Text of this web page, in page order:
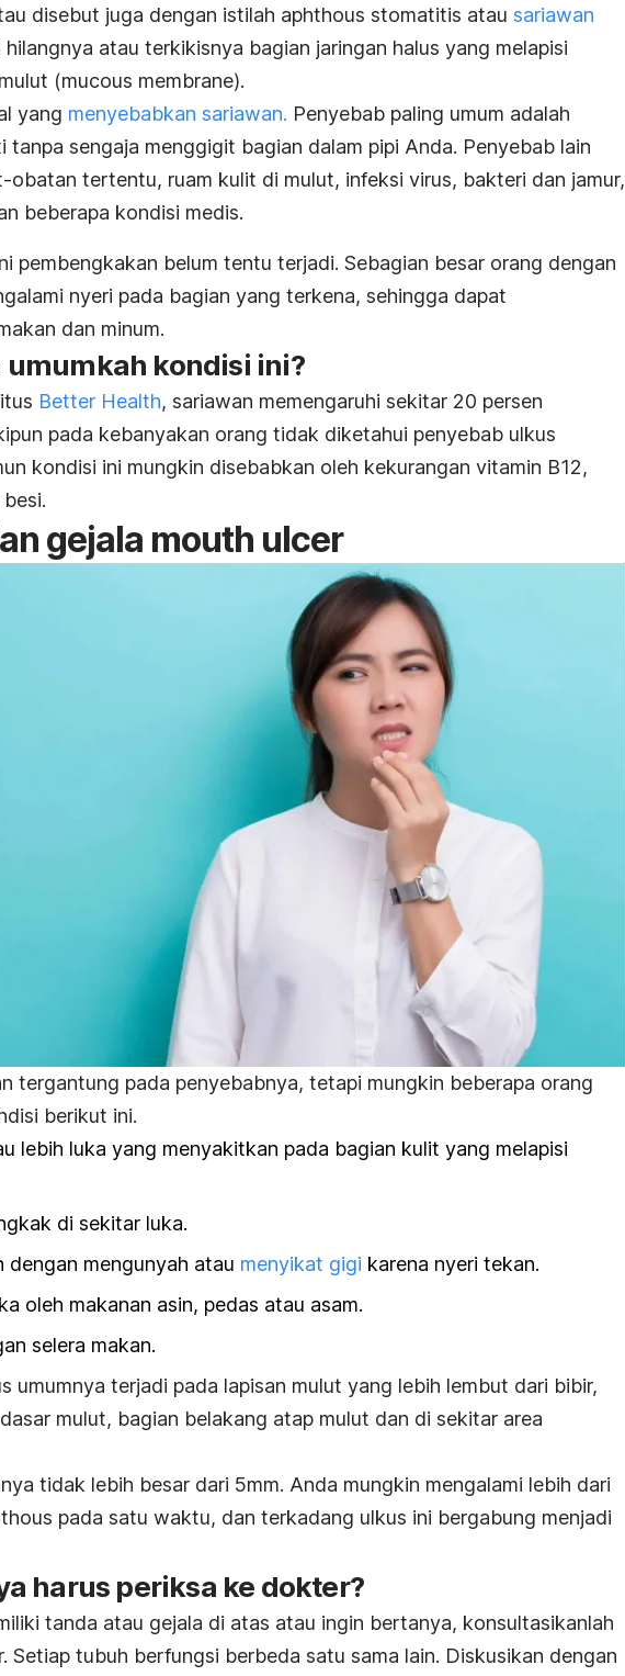
disebut juga dengan istilah aphthous stomatitis atau sariawan
atau terkikisnya bagian jaringan halus yang melapisi
(mucous membrane).
yang menyebabkan sariawan. Penyebab paling umum adalah
tanpa sengaja menggigit bagian dalam pipi Anda. Penyebab lain
obatan tertentu, ruam kulit di mulut, infeksi virus, bakteri dan jamur,
beberapa kondisi medis.
pembengkakan belum tentu terjadi. Sebagian besar orang dengan
nyeri pada bagian yang terkena, sehingga dapat
dan minum.
umumkah kondisi ini?
Better Health, sariawan memengaruhi sekitar 20 persen
pada kebanyakan orang tidak diketahui penyebab ulkus
kondisi ini mungkin disebabkan oleh kekurangan vitamin B12,
gejala mouth ulcer
tergantung pada penyebabnya, tetapi mungkin beberapa orang
berikut ini.
lebih luka yang menyakitkan pada bagian kulit yang melapisi
di sekitar luka.
dengan mengunyah atau menyikat gigi karena nyeri tekan.
oleh makanan asin, pedas atau asam.
selera makan.
umumnya terjadi pada lapisan mulut yang lebih lembut dari bibir,
mulut, bagian belakang atap mulut dan di sekitar area
tidak lebih besar dari 5mm. Anda mungkin mengalami lebih dari
pada satu waktu, dan terkadang ulkus ini bergabung menjadi
harus periksa ke dokter?
tanda atau gejala di atas atau ingin bertanya, konsultasikanlah
Setiap tubuh berfungsi berbeda satu sama lain. Diskusikan dengan